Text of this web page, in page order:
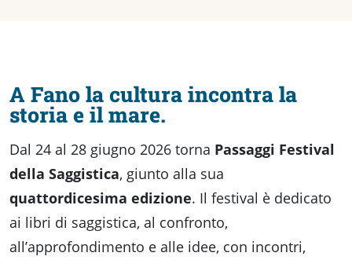
Guide
Fano
Accessibili
A Fano la cultura incontra la
storia e il mare.
Dal 24 al 28 giugno 2026 torna Passaggi Festival
della Saggistica, giunto alla sua
quattordicesima edizione. Il festival è dedicato
ai libri di saggistica, al confronto,
all’approfondimento e alle idee, con incontri,